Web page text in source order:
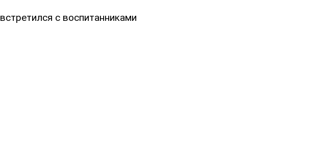
встретился с воспитанниками